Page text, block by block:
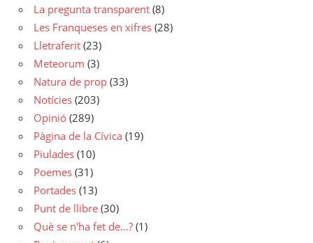
La pregunta transparent (8)
Les Franqueses en xifres (28)
Lletraferit (23)
Meteorum (3)
Natura de prop (33)
Notícies (203)
Opinió (289)
Pàgina de la Cívica (19)
Piulades (10)
Poemes (31)
Portades (13)
Punt de llibre (30)
Què se n'ha fet de…? (1)